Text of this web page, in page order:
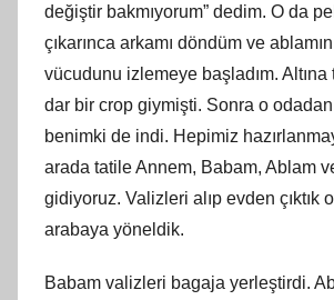
değiştir bakmıyorum” dedim. O da
çıkarınca arkamı döndüm ve
vücudunu izlemeye başladım.
dar bir crop giymişti. Sonra o odadan
benimki de indi. Hepimiz
arada tatile Annem, Babam, Ablam
gidiyoruz. Valizleri alıp evden çıktık
arabaya yöneldik.
Babam valizleri bagaja yerleştirdi.